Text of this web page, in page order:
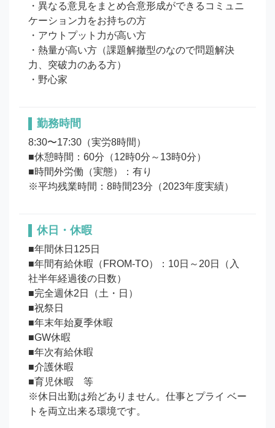
・異なる意見をまとめ合意形成ができるコミュニ
ケーション力をお持ちの方
・アウトプット力が高い方
・熱量が高い方（課題解撤型のなので問題解決
力、突破力のある方）
・野心家
勤務時間
8:30〜17:30（実労8時間）
■休憩時間：60分（12時0分～13時0分）
■時間外労働（実態）：有り
※平均残業時間：8時間23分（2023年度実績）
休日・休暇
■年間休日125日
■年間有給休暇（FROM-TO）：10日～20日（入
社半年経過後の日数）
■完全週休2日（土・日）
■祝祭日
■年末年始夏季休暇
■GW休暇
■年次有給休暇
■介護休暇
■育児休暇　等
※休日出勤は殆どありません。仕事とプライ ベー